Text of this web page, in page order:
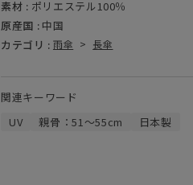
素材 : ポリエステル100％
原産国 : 中国
カテゴリ : 雨傘 > 長傘
関連キーワード
UV
親骨：51～55cm 日本製